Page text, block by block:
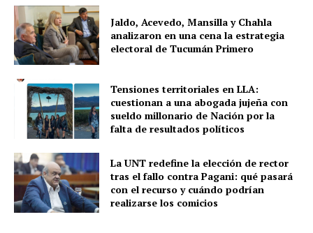
Jaldo, Acevedo, Mansilla y Chahla
analizaron en una cena la estrategia
electoral de Tucumán Primero
Tensiones territoriales en LLA:
cuestionan a una abogada jujeña con
sueldo millonario de Nación por la
falta de resultados políticos
La UNT redefine la elección de rector
tras el fallo contra Pagani: qué pasará
con el recurso y cuándo podrían
realizarse los comicios